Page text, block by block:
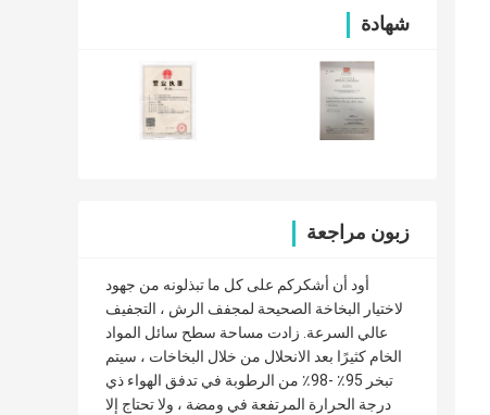
شهادة
زبون مراجعة
أود أن أشكركم على كل ما تبذلونه من جهود
لاختيار البخاخة الصحيحة لمجفف الرش ، التجفيف
عالي السرعة. زادت مساحة سطح سائل المواد
الخام كثيرًا بعد الانحلال من خلال البخاخات ، سيتم
تبخر 95٪ -98٪ من الرطوبة في تدفق الهواء ذي
درجة الحرارة المرتفعة في ومضة ، ولا تحتاج إلا